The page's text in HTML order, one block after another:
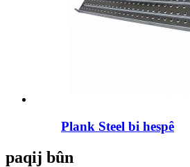
Plank Steel bi hespê
paqij bûn